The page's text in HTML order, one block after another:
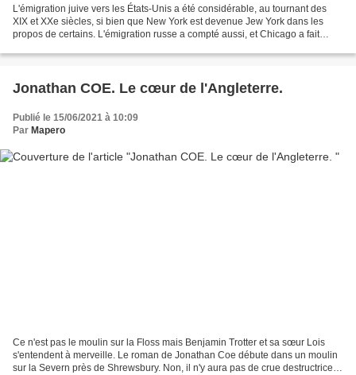
L'émigration juive vers les États-Unis a été considérable, au tournant des
XIX et XXe siècles, si bien que New York est devenue Jew York dans les
propos de certains. L'émigration russe a compté aussi, et Chicago a fait
Jonathan COE. Le cœur de l'Angleterre.
Publié le 15/06/2021 à 10:09
Par Mapero
Ce n'est pas le moulin sur la Floss mais Benjamin Trotter et sa sœur Lois
s'entendent à merveille. Le roman de Jonathan Coe débute dans un moulin
sur la Severn près de Shrewsbury. Non, il n'y aura pas de crue destructrice...